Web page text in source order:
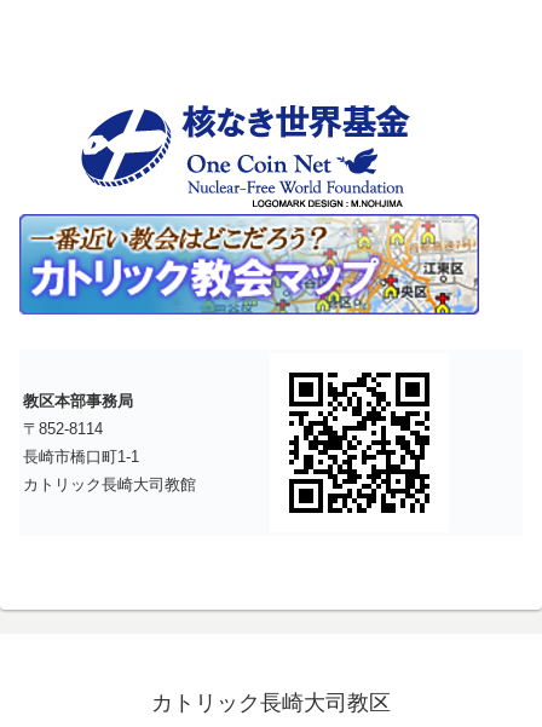
教区本部事務局
〒852-8114
長崎市橋口町1-1
カトリック長崎大司教館
カトリック長崎大司教区